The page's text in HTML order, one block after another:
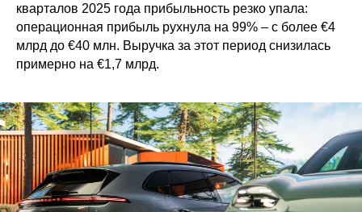
кварталов 2025 года прибыльность резко упала:
операционная прибыль рухнула на 99% – с более €4
млрд до €40 млн. Выручка за этот период снизилась
примерно на €1,7 млрд.